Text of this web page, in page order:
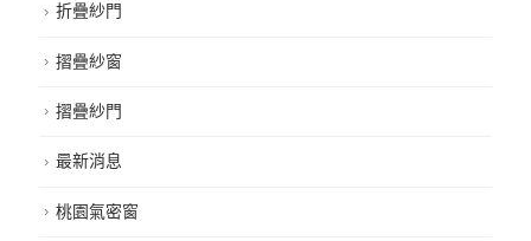
折疊紗門
摺疊紗窗
摺疊紗門
最新消息
桃園氣密窗